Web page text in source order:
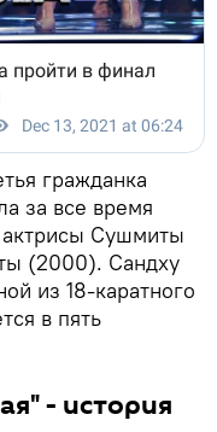
гражданка
за все время
актрисы Сушмиты
(2000). Сандху
из 18-каратного
в пять
- история